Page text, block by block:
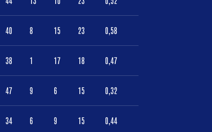
40 8 15 23 0,58
38 1 17 18 0,47
47 9 6 15 0,32
34 6 9 15 0,44